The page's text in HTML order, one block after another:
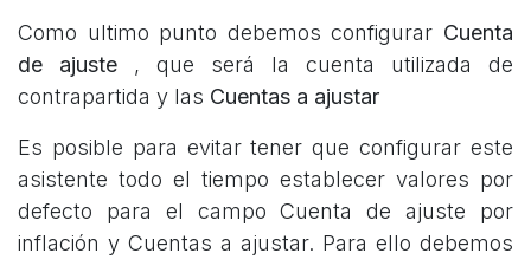
Como ultimo punto debemos configurar Cuenta
de ajuste , que será la cuenta utilizada de
contrapartida y las Cuentas a ajustar
Es posible para evitar tener que configurar este
asistente todo el tiempo establecer valores por
defecto para el campo Cuenta de ajuste por
inflación y Cuentas a ajustar. Para ello debemos